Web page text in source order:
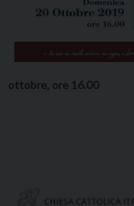
ottobre, ore 16.00